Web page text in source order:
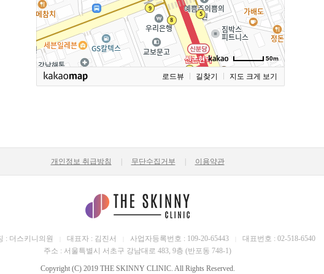
50m
로드뷰 길찾기 지도 크게 보기
개인정보 취급방침 | 무단수집거부 | 이용약관
: 더스키니의원 대표자 : 김진서 사업자등록번호 : 109-20-65443
대표번호 : 02-518-6540
주소 : 서울특별시 서초구 강남대로 483, 9층 (반포동 748-1)
Copyright (C) 2019 THE SKINNY CLINIC. All Rights Reserved.